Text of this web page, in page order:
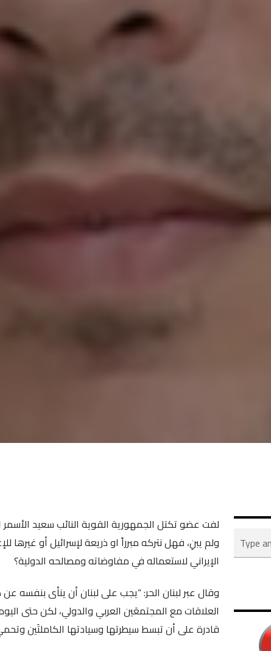
لفت عضو تكتل الجمهورية القوية النائب سعيد الأسمر
ولم يبنِ، فهل نتركه مبرراً او ذريعة لإسرائيل أو
الإيراني لاستعماله في مفاوضاته ومصالحه الدولية؟
وقال عبر لبنان الحر: “يجب على لبنان أن ينأى
العلاقات مع المجتمعَين العربي والدولي، لكن حتى
قادرة على أن تبسط سيطرتها وسيادتها الكاملتَين